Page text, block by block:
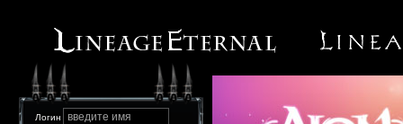
Логин введите имя